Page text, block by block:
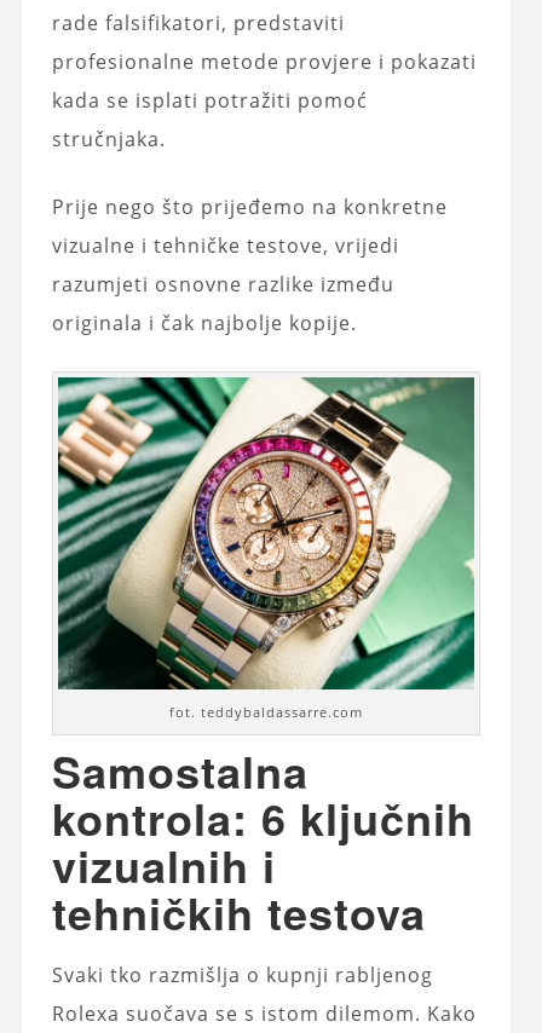
rade falsifikatori, predstaviti
profesionalne metode provjere i pokazati
kada se isplati potražiti pomoć
stručnjaka.
Prije nego što prijeđemo na konkretne
vizualne i tehničke testove, vrijedi
razumjeti osnovne razlike između
originala i čak najbolje kopije.
fot. teddybaldassarre.com
Samostalna
kontrola: 6 ključnih
vizualnih i
tehničkih testova
Svaki tko razmišlja o kupnji rabljenog
Rolexa suočava se s istom dilemom. Kako